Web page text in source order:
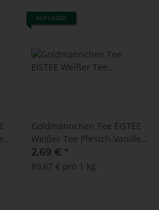
-
AUF LAGER
Goldmännchen Tee EISTEE
Weißer Tee Pfirsich-Vanille -
MHD: 30.04.2026 !! (20
Tassenbeutel)
2,69 € *
89,67 € pro 1 kg